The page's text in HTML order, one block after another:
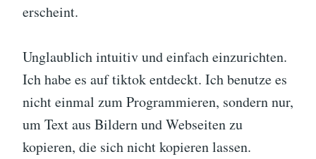
erscheint.
Unglaublich intuitiv und einfach einzurichten.
Ich habe es auf tiktok entdeckt. Ich benutze es
nicht einmal zum Programmieren, sondern nur,
um Text aus Bildern und Webseiten zu
kopieren, die sich nicht kopieren lassen.